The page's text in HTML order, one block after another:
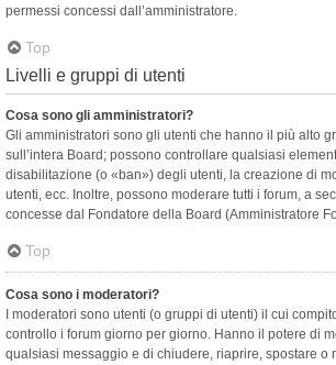
permessi concessi dall’amministratore.
Top
Livelli e gruppi di utenti
Cosa sono gli amministratori?
Gli amministratori sono gli utenti che hanno il più alto
sull’intera Board; possono controllare qualsiasi
disabilitazione (o «ban») degli utenti, la creazione di
utenti, ecc. Inoltre, possono moderare tutti i forum, a
concesse dal Fondatore della Board (Amministratore
Top
Cosa sono i moderatori?
I moderatori sono utenti (o gruppi di utenti) il cui
controllo i forum giorno per giorno. Hanno il potere di
qualsiasi messaggio e di chiudere, riaprire, spostare o